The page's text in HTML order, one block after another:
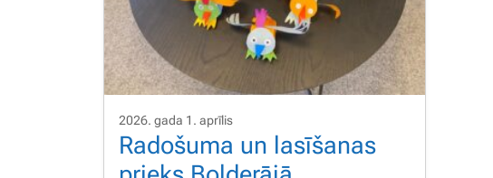
2026. gada 1. aprīlis
Radošuma un lasīšanas